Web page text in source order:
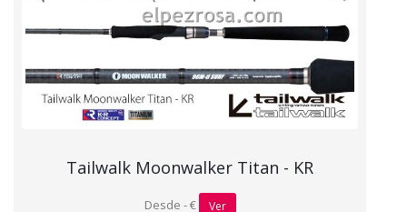
Tailwalk Moonwalker Titan - KR
Desde - € Ver